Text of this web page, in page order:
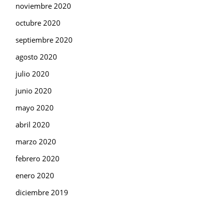
noviembre 2020
octubre 2020
septiembre 2020
agosto 2020
julio 2020
junio 2020
mayo 2020
abril 2020
marzo 2020
febrero 2020
enero 2020
diciembre 2019